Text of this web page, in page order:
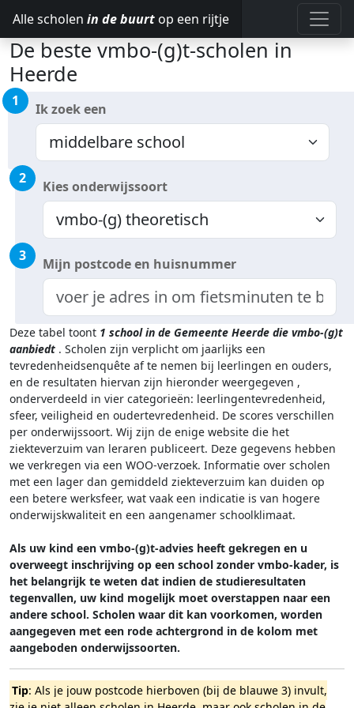
Alle scholen in de buurt op een rijtje
De beste vmbo-(g)t-scholen in
Heerde
1 Ik zoek een
2 Kies onderwijssoort
3 Mijn postcode en huisnummer
Deze tabel toont 1 school in de Gemeente Heerde die vmbo-(g)t
aanbiedt . Scholen zijn verplicht om jaarlijks een
tevredenheidsenquête af te nemen bij leerlingen en ouders,
en de resultaten hiervan zijn hieronder weergegeven ,
onderverdeeld in vier categorieën: leerlingentevredenheid,
sfeer, veiligheid en oudertevredenheid. De scores verschillen
per onderwijssoort. Wij zijn de enige website die het
ziekteverzuim van leraren publiceert. Deze gegevens hebben
we verkregen via een WOO-verzoek. Informatie over scholen
met een lager dan gemiddeld ziekteverzuim kan duiden op
een betere werksfeer, wat vaak een indicatie is van hogere
onderwijskwaliteit en een aangenamer schoolklimaat.
Als uw kind een vmbo-(g)t-advies heeft gekregen en u
overweegt inschrijving op een school zonder vmbo-kader, is
het belangrijk te weten dat indien de studieresultaten
tegenvallen, uw kind mogelijk moet overstappen naar een
andere school. Scholen waar dit kan voorkomen, worden
aangegeven met een rode achtergrond in de kolom met
aangeboden onderwijssoorten.
Tip: Als je jouw postcode hierboven (bij de blauwe 3) invult,